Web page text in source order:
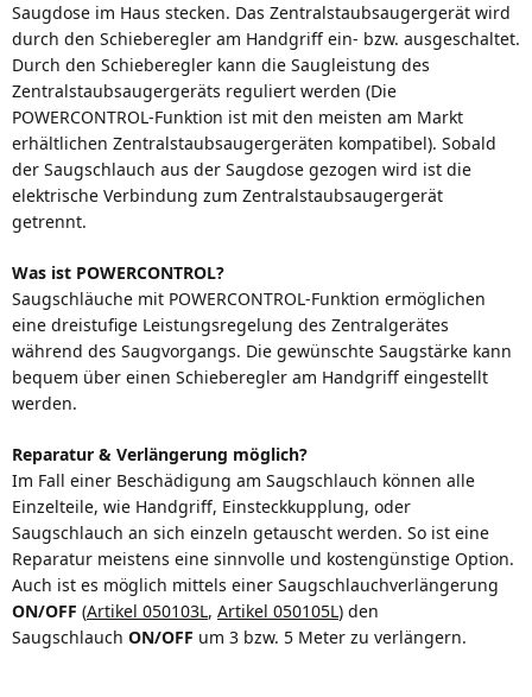
Saugdose im Haus stecken. Das Zentralstaubsaugergerät wird
durch den Schieberegler am Handgriff ein- bzw. ausgeschaltet.
Durch den Schieberegler kann die Saugleistung des
Zentralstaubsaugergeräts reguliert werden (Die
POWERCONTROL-Funktion ist mit den meisten am Markt
erhältlichen Zentralstaubsaugergeräten kompatibel). Sobald
der Saugschlauch aus der Saugdose gezogen wird ist die
elektrische Verbindung zum Zentralstaubsaugergerät
getrennt.
Was ist POWERCONTROL?
Saugschläuche mit POWERCONTROL-Funktion ermöglichen
eine dreistufige Leistungsregelung des Zentralgerätes
während des Saugvorgangs. Die gewünschte Saugstärke kann
bequem über einen Schieberegler am Handgriff eingestellt
werden.
Reparatur & Verlängerung möglich?
Im Fall einer Beschädigung am Saugschlauch können alle
Einzelteile, wie Handgriff, Einsteckkupplung, oder
Saugschlauch an sich einzeln getauscht werden. So ist eine
Reparatur meistens eine sinnvolle und kostengünstige Option.
Auch ist es möglich mittels einer Saugschlauchverlängerung
ON/OFF (Artikel 050103L, Artikel 050105L) den
Saugschlauch ON/OFF um 3 bzw. 5 Meter zu verlängern.